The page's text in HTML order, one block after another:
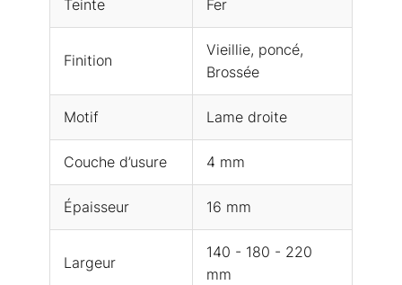
Teinte Fer
Finition
Vieillie, poncé,
Brossée
Motif Lame droite
Couche d’usure 4 mm
Épaisseur 16 mm
Largeur
140 - 180 - 220
mm